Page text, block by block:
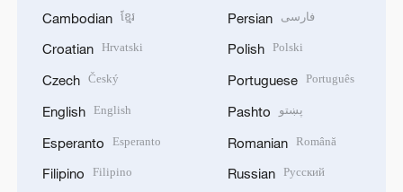
Cambodian ខ្មែរ
Croatian Hrvatski
Czech Český
English English
Esperanto Esperanto
Filipino Filipino
Persian فارسی
Polish Polski
Portuguese Português
Pashto پښتو
Romanian Română
Russian Русский